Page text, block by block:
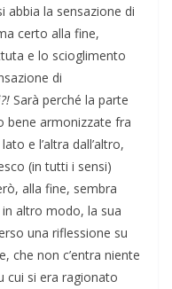
abbia la sensazione di
certo alla fine,
e lo scioglimento
di
Sarà perché la parte
bene armonizzate fra
e l’altra dall’altro,
(in tutti i sensi)
alla fine, sembra
altro modo, la sua
una riflessione su
che non c’entra niente
cui si era ragionato